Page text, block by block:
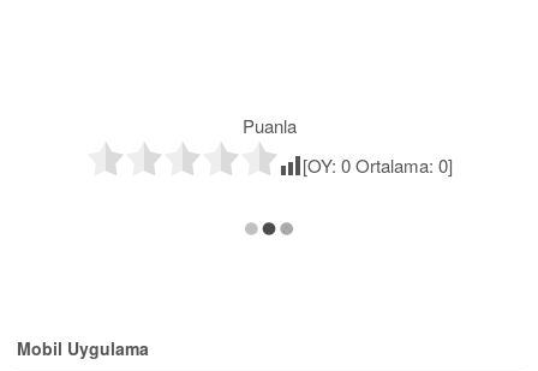
Puanla
[OY: 0Ortalama: 0]
Mobil Uygulama